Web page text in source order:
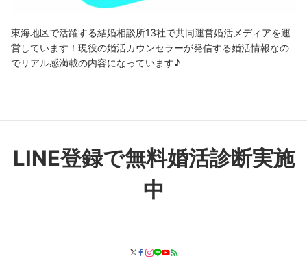
東海地区で活躍する結婚相談所13社で共同運営婚活メディアを運
営しています！現役の婚活カウンセラーが発信する婚活情報なの
でリアル感満載の内容になっています♪
LINE登録で無料婚活診断実施
中